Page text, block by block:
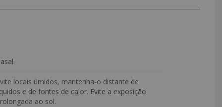
por m².
excelente durabilidade e resistência à rugosidade.
anti-horário com frequência.
legal.
locais úmidos, mantenha-o distante de
e de fontes de calor. Evite a exposição
ao sol.